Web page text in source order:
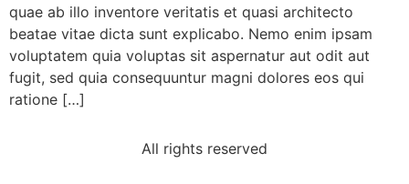
Dr. P. Krishna murthy
quae ab illo inventore veritatis et quasi architecto
beatae vitae dicta sunt explicabo. Nemo enim ipsam
voluptatem quia voluptas sit aspernatur aut odit aut
fugit, sed quia consequuntur magni dolores eos qui
ratione […]
All rights reserved